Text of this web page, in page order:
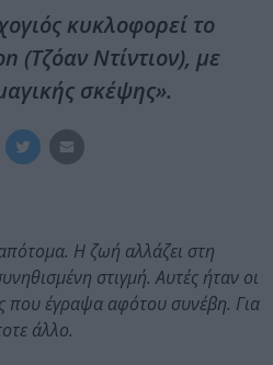
κυκλοφορεί το
(Τζόαν Ντίντιον), με
σκέψης».
Η ζωή αλλάζει στη
στιγμή. Αυτές ήταν οι
που έγραψα αφότου συνέβη. Για
άλλο.